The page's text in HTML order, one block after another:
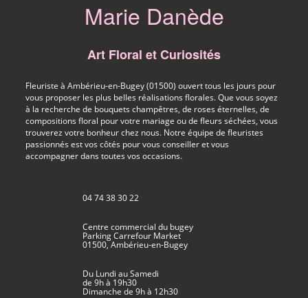
Marie Danède
Art Floral et Curiosités
Fleuriste à Ambérieu-en-Bugey (01500) ouvert tous les jours pour
vous proposer les plus belles réalisations florales. Que vous soyez
à la recherche de bouquets champêtres, de roses éternelles, de
compositions floral pour votre mariage ou de fleurs séchées, vous
trouverez votre bonheur chez nous. Notre équipe de fleuristes
passionnés est vos côtés pour vous conseiller et vous
accompagner dans toutes vos occasions.
04 74 38 30 22
Centre commercial du bugey
Parking Carrefour Market
01500, Ambérieu-en-Bugey
Du Lundi au Samedi
de 9h à 19h30
Dimanche de 9h à 12h30